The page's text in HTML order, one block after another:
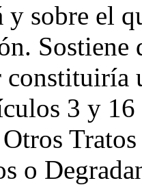
y sobre el
Sostiene
3 y
Tratos
o